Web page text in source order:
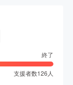
終了
支援者数126 人